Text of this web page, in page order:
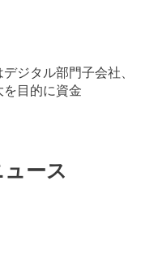
ジタル部門子会社、
目的に資金
ース